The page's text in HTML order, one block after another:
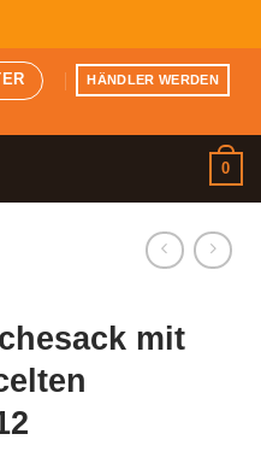
HÄNDLER WERDEN
0
mit